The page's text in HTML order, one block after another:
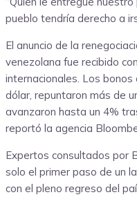
pueblo tendría derecho a
El anuncio de la
venezolana fue recibido
internacionales. Los bonos
dólar, repuntaron más de
avanzaron hasta un 4%
reportó la agencia
Expertos consultados por
solo el primer paso de un
con el pleno regreso del